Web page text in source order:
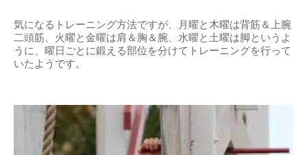
気になるトレーニング方法ですが、月曜と木曜は背筋＆上腕
二頭筋、火曜と金曜は肩＆胸＆腕、水曜と土曜は脚というよ
うに、曜日ごとに鍛える部位を分けてトレーニングを行って
いたようです。